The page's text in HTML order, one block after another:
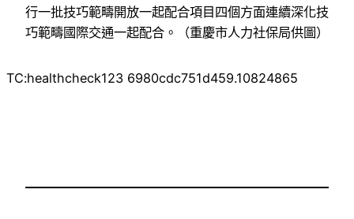
行一批技巧範疇開放一起配合項目四個方面連續深化技
巧範疇國際交通一起配合。
（重慶市人力社保局供圖）
TC:healthcheck123 6980cdc751d459.10824865